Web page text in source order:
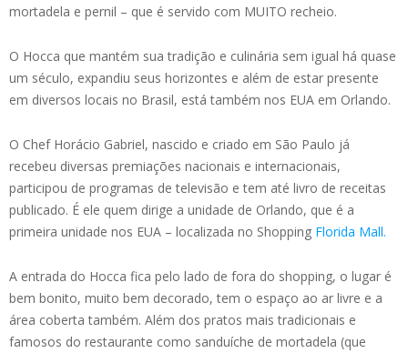
mortadela e pernil – que é servido com MUITO recheio.
O Hocca que mantém sua tradição e culinária sem igual há quase
um século, expandiu seus horizontes e além de estar presente
em diversos locais no Brasil, está também nos EUA em Orlando.
O Chef Horácio Gabriel, nascido e criado em São Paulo já
recebeu diversas premiações nacionais e internacionais,
participou de programas de televisão e tem até livro de receitas
publicado. É ele quem dirige a unidade de Orlando, que é a
primeira unidade nos EUA – localizada no Shopping Florida Mall.
A entrada do Hocca fica pelo lado de fora do shopping, o lugar é
bem bonito, muito bem decorado, tem o espaço ao ar livre e a
área coberta também. Além dos pratos mais tradicionais e
famosos do restaurante como sanduíche de mortadela (que